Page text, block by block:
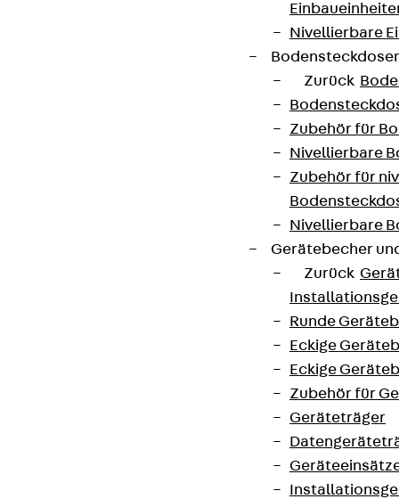
Nivellierbare
Zurück
Zubehör für
Nivellierbare
Zubehör für
Nivellierbare
Gerätebecher
Zurück
Runde
Eckige
Eckige
Zubehör für
Geräteträger